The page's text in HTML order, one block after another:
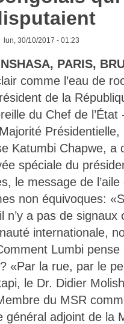
lun, 30/10/2017 - 01:23
PARIS,
comme l’eau de
de la
du Chef de
Présidentielle,
Katumbi Chapwe, a
spéciale du
le message de l’aile
non équivoques:
n’y a pas de
internationale,
Lumbi
«Par la rue, par le
le Dr. Didier
du MSR
général adjoint de la